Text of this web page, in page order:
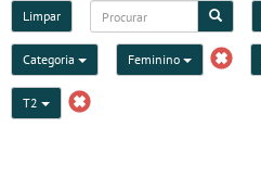
Limpar
Categoria Feminino
T2